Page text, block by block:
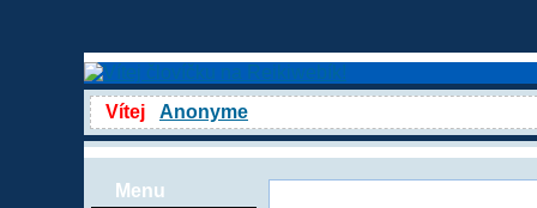
Vítej Anonyme
Menu